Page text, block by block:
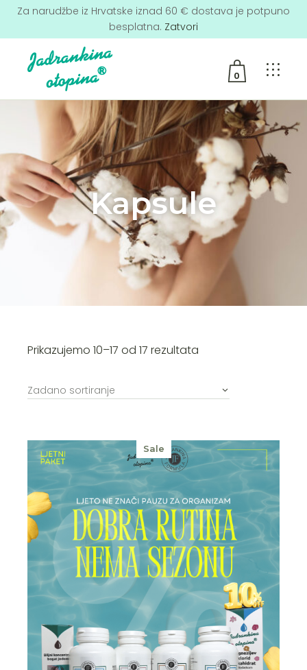
Za narudžbe iz Hrvatske iznad 60 € dostava je potpuno
besplatna. Zatvori
0
No products in the cart.
Kapsule
Prikazujemo 10–17 od 17 rezultata
Zadano sortiranje
Sale